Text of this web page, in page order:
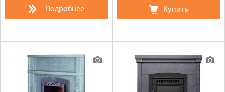
Подробнее Купить